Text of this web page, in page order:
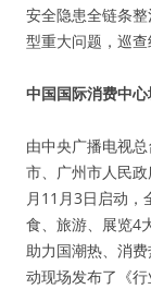
安全隐患全链条
型重大问题，巡查
中国国际消费中
由中央广播电视
市、广州市人民
月11月3日启动，
食、旅游、展览4
助力国潮热、消
动现场发布了《行